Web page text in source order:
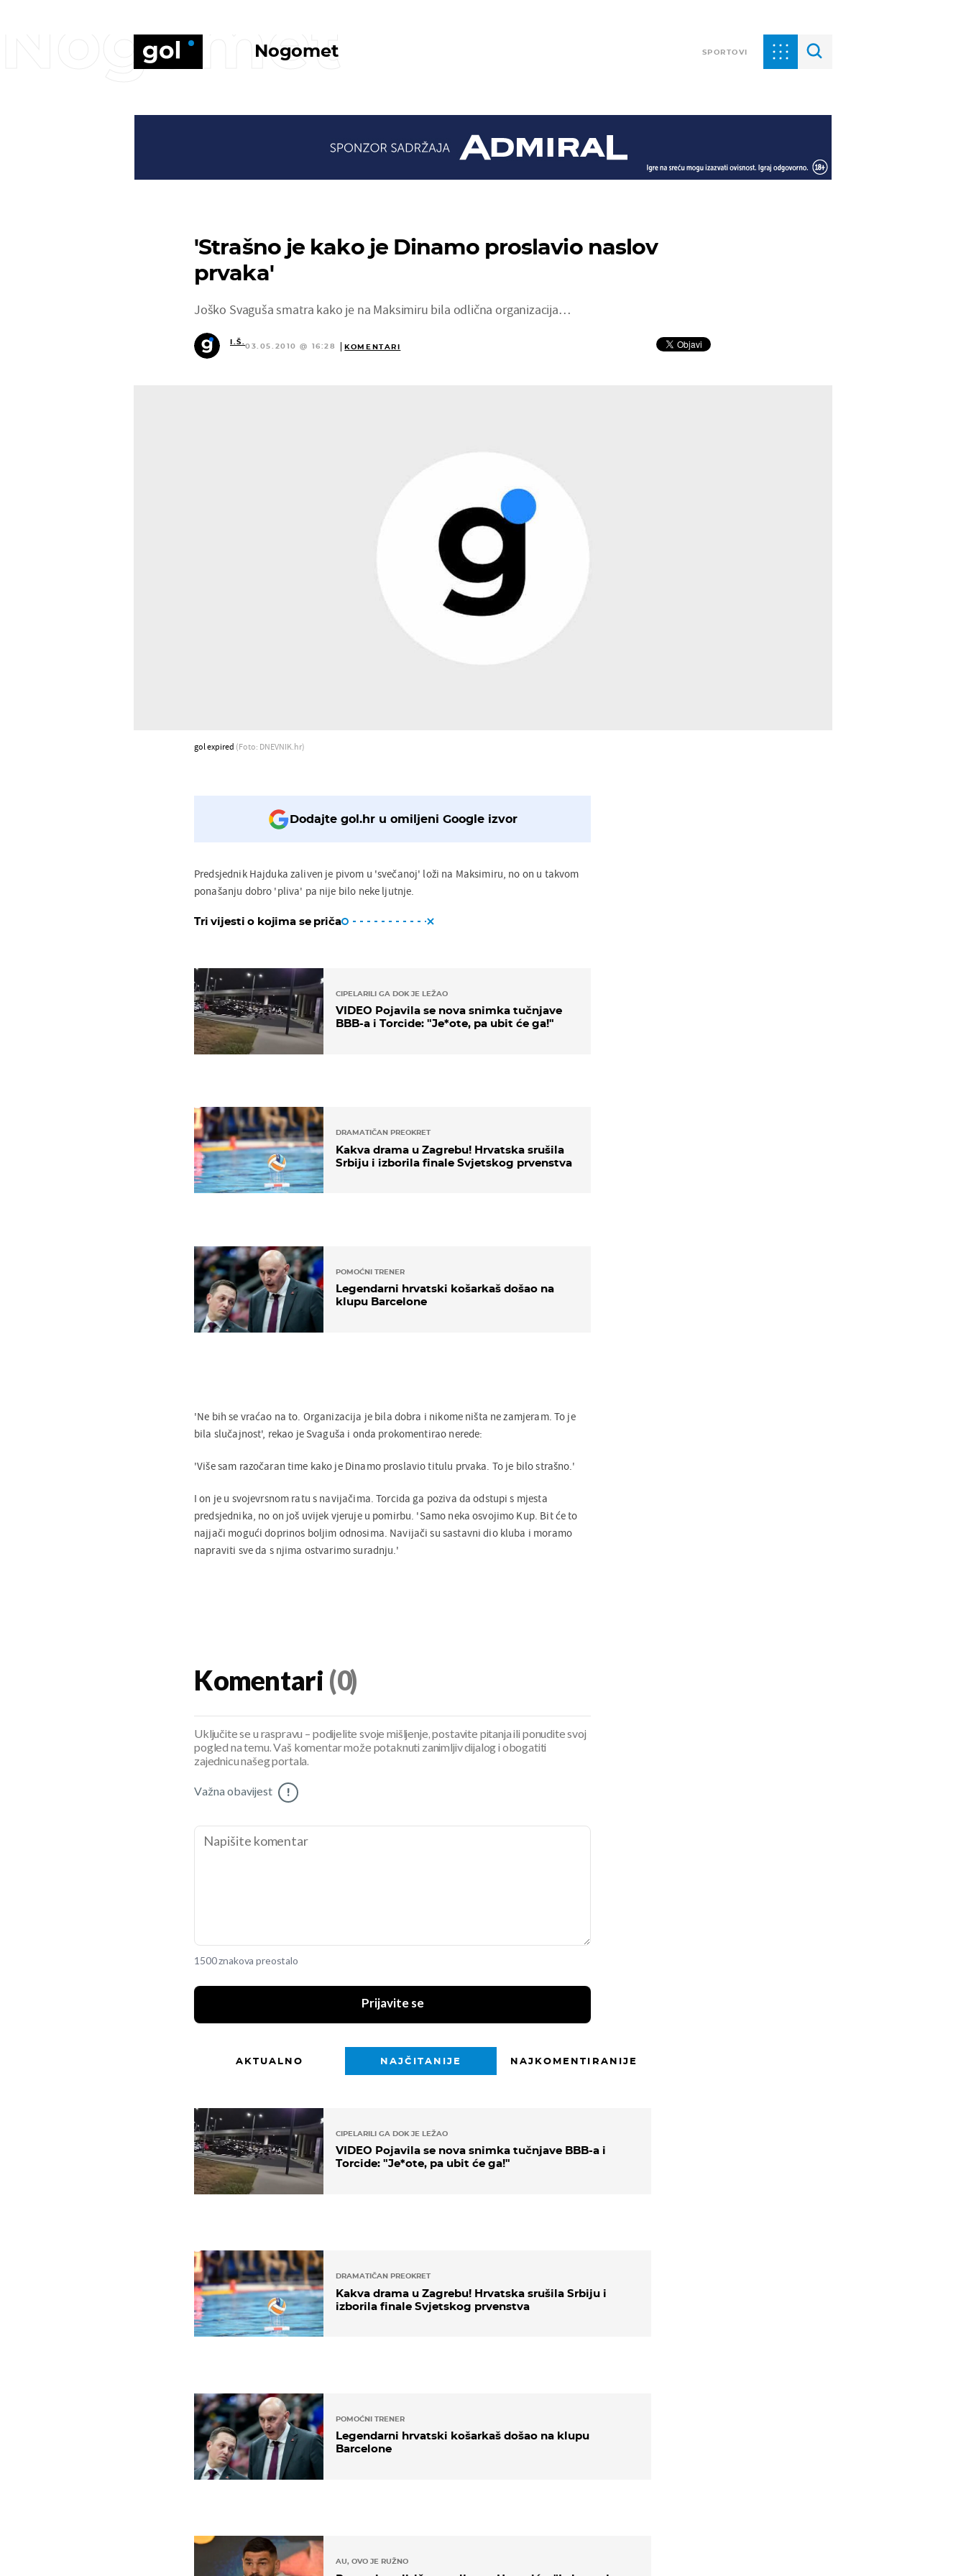
Nogomet SPORTOVI
Nogomet
'Strašno je kako je Dinamo proslavio naslov
prvaka'
Joško Svaguša smatra kako je na Maksimiru bila odlična organizacija…
I.Š.
03.05.2010 @ 16:28 KOMENTARI
gol expired (Foto: DNEVNIK.hr)
Dodajte gol.hr u omiljeni Google izvor
Predsjednik Hajduka zaliven je pivom u 'svečanoj' loži na Maksimiru, no on u takvom
ponašanju dobro 'pliva' pa nije bilo neke ljutnje.
Tri vijesti o kojima se priča
CIPELARILI GA DOK JE LEŽAO
VIDEO Pojavila se nova snimka tučnjave
BBB-a i Torcide: "Je*ote, pa ubit će ga!"
DRAMATIČAN PREOKRET
Kakva drama u Zagrebu! Hrvatska srušila
Srbiju i izborila finale Svjetskog prvenstva
POMOĆNI TRENER
Legendarni hrvatski košarkaš došao na
klupu Barcelone
'Ne bih se vraćao na to. Organizacija je bila dobra i nikome ništa ne zamjeram. To je
bila slučajnost', rekao je Svaguša i onda prokomentirao nerede:
'Više sam razočaran time kako je Dinamo proslavio titulu prvaka. To je bilo strašno.'
I on je u svojevrsnom ratu s navijačima. Torcida ga poziva da odstupi s mjesta
predsjednika, no on još uvijek vjeruje u pomirbu. 'Samo neka osvojimo Kup. Bit će to
najjači mogući doprinos boljim odnosima. Navijači su sastavni dio kluba i moramo
napraviti sve da s njima ostvarimo suradnju.'
Komentari (0)
Uključite se u raspravu – podijelite svoje mišljenje, postavite pitanja ili ponudite svoj
pogled na temu. Vaš komentar može potaknuti zanimljiv dijalog i obogatiti
zajednicu našeg portala.
Važna obavijest !
1500 znakova preostalo
Prijavite se
AKTUALNO NAJČITANIJE NAJKOMENTIRANIJE
CIPELARILI GA DOK JE LEŽAO
VIDEO Pojavila se nova snimka tučnjave BBB-a i
Torcide: "Je*ote, pa ubit će ga!"
DRAMATIČAN PREOKRET
Kakva drama u Zagrebu! Hrvatska srušila Srbiju i
izborila finale Svjetskog prvenstva
POMOĆNI TRENER
Legendarni hrvatski košarkaš došao na klupu
Barcelone
AU, OVO JE RUŽNO